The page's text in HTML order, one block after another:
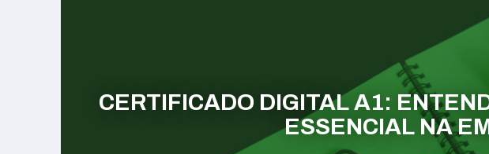
CERTIFICADO DIGITAL A1:
ESSENCIAL NA